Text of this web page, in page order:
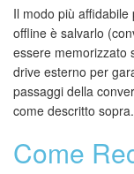
Il modo più
offline è salvarlo
essere memorizzato
drive esterno per
passaggi della
come descritto sopra.
Come